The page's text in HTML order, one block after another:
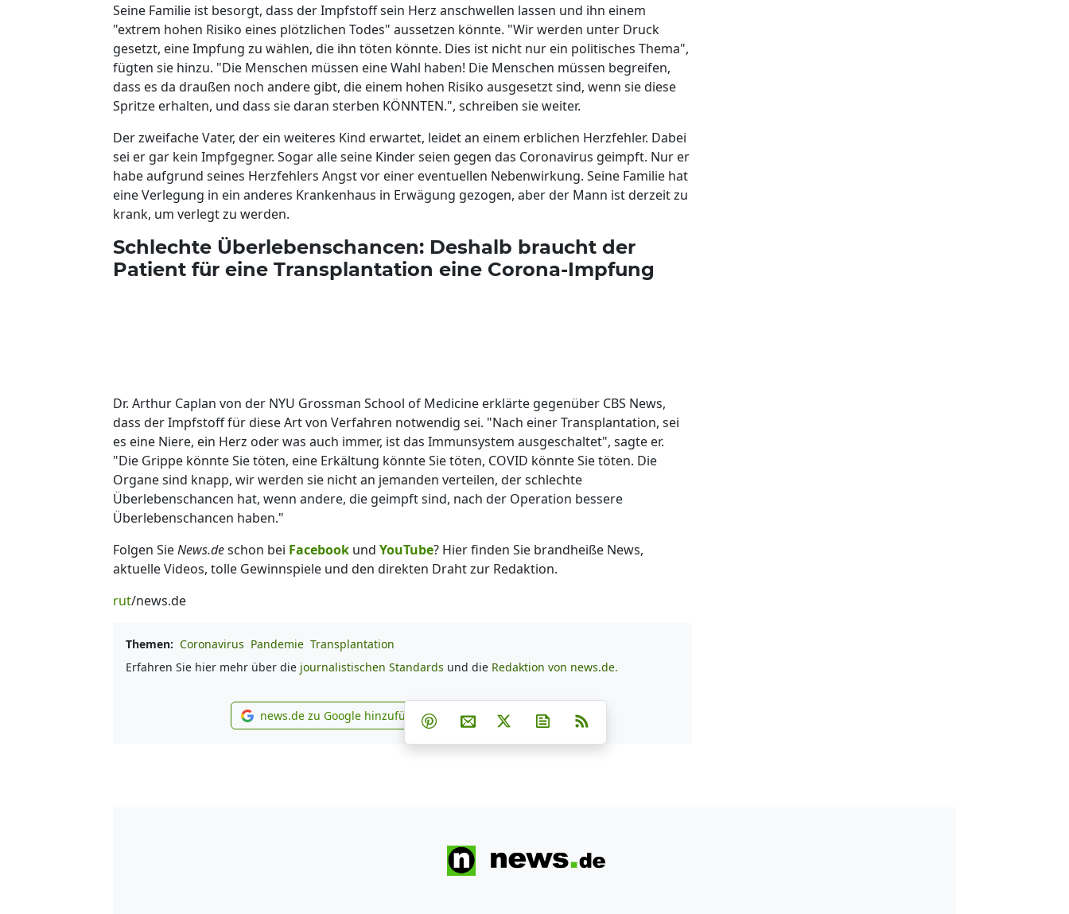
Seine Familie ist besorgt, dass der Impfstoff sein Herz anschwellen lassen und ihn einem
"extrem hohen Risiko eines plötzlichen Todes" aussetzen könnte. "Wir werden unter Druck
gesetzt, eine Impfung zu wählen, die ihn töten könnte. Dies ist nicht nur ein politisches Thema",
fügten sie hinzu. "Die Menschen müssen eine Wahl haben! Die Menschen müssen begreifen,
dass es da draußen noch andere gibt, die einem hohen Risiko ausgesetzt sind, wenn sie diese
Spritze erhalten, und dass sie daran sterben KÖNNTEN.", schreiben sie weiter.
Der zweifache Vater, der ein weiteres Kind erwartet, leidet an einem erblichen Herzfehler. Dabei
sei er gar kein Impfgegner. Sogar alle seine Kinder seien gegen das Coronavirus geimpft. Nur er
habe aufgrund seines Herzfehlers Angst vor einer eventuellen Nebenwirkung. Seine Familie hat
eine Verlegung in ein anderes Krankenhaus in Erwägung gezogen, aber der Mann ist derzeit zu
krank, um verlegt zu werden.
Schlechte Überlebenschancen: Deshalb braucht der
Patient für eine Transplantation eine Corona-Impfung
Dr. Arthur Caplan von der NYU Grossman School of Medicine erklärte gegenüber CBS News,
dass der Impfstoff für diese Art von Verfahren notwendig sei. "Nach einer Transplantation, sei
es eine Niere, ein Herz oder was auch immer, ist das Immunsystem ausgeschaltet", sagte er.
"Die Grippe könnte Sie töten, eine Erkältung könnte Sie töten, COVID könnte Sie töten. Die
Organe sind knapp, wir werden sie nicht an jemanden verteilen, der schlechte
Überlebenschancen hat, wenn andere, die geimpft sind, nach der Operation bessere
Überlebenschancen haben."
Folgen SieNews.deschon bei Facebook und YouTube? Hier finden Sie brandheiße News,
aktuelle Videos, tolle Gewinnspiele und den direkten Draht zur Redaktion.
rut/news.de
Themen: Coronavirus Pandemie Transplantation
Erfahren Sie hier mehr über die journalistischen Standards und die Redaktion von news.de.
news.de zu Google hinzufügen
news.de zu Google hinzufügen Teilen auf Facebook
Teilen auf Whatsapp
Teilen auf Telegram
Teilen auf Pinterest
Per E-Mail teilen
Post auf XNewsletter abonnieren